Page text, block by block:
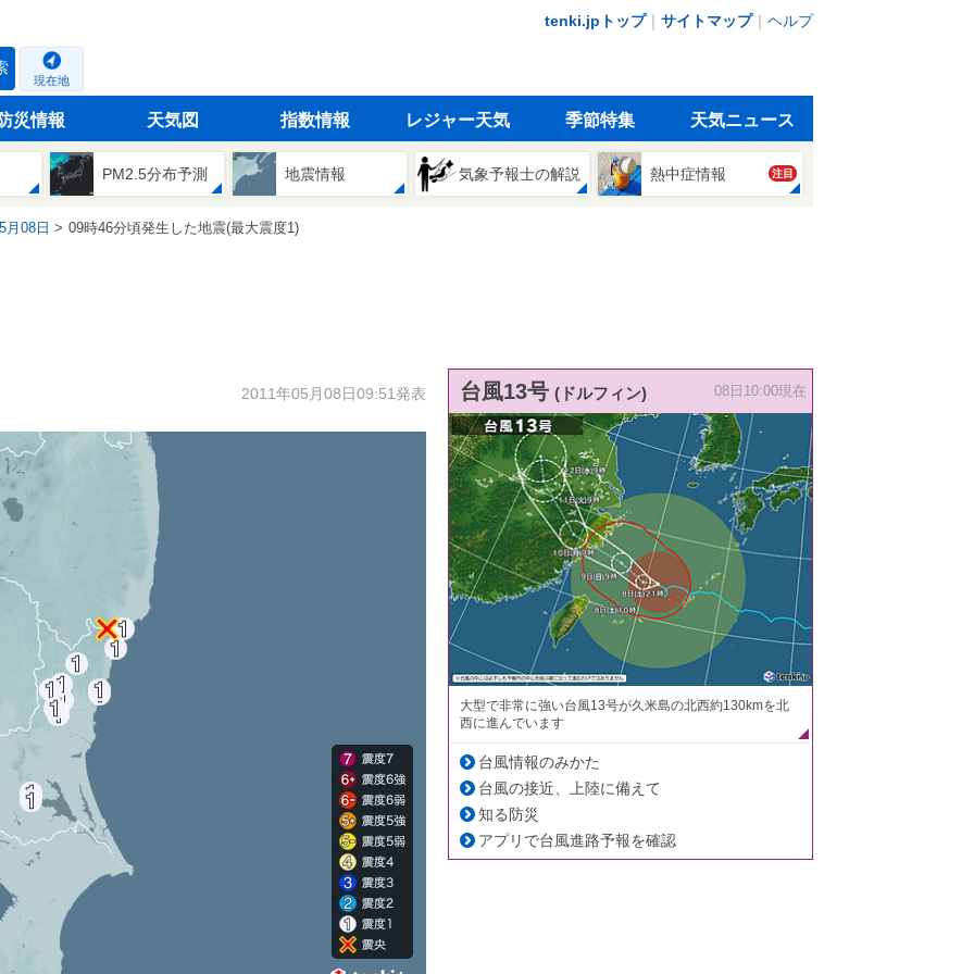
tenki.jpトップ｜ サイトマップ｜ ヘルプ
現在地
災情報 天気図 指数情報 レジャー天気 季節特集 天気ニュース
PM2.5分布予測 地震情報 気象予報士の解説 熱中症情報 注目
月08日 09時46分頃発生した地震(最大震度1)
2011年05月08日09:51発表 台風13号 (ドルフィン) 08日10:00現在
大型で非常に強い台風13号が久米島の北西約130kmを北
西に進んでいます
台風情報のみかた
台風の接近、上陸に備えて
知る防災
アプリで台風進路予報を確認